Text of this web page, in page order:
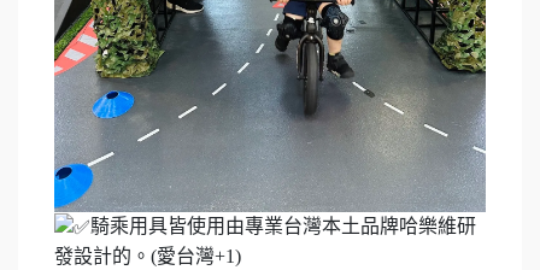
騎乘用具皆使用由專業台灣本土品牌哈樂維研
發設計的。(愛台灣+1)